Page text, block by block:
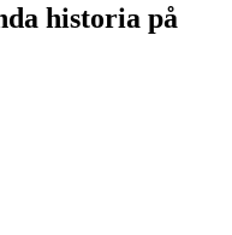
historia på